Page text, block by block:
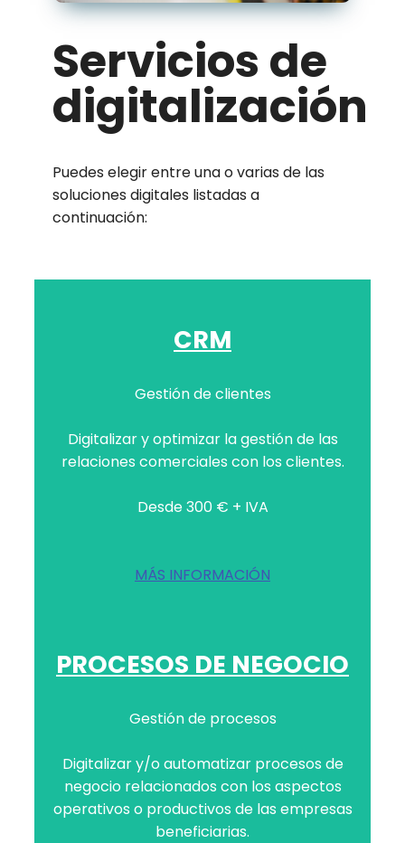
Servicios de
digitalización
Puedes elegir entre una o varias de las
soluciones digitales listadas a
continuación:
CRM
Gestión de clientes
Digitalizar y optimizar la gestión de las
relaciones comerciales con los clientes.
Desde 300 € + IVA
MÁS INFORMACIÓN
PROCESOS DE NEGOCIO
Gestión de procesos
Digitalizar y/o automatizar procesos de
negocio relacionados con los aspectos
operativos o productivos de las empresas
beneficiarias.